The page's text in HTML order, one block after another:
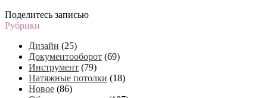
Поделитесь записью
Рубрики
Дизайн (25)
Документооборот (69)
Инструмент (79)
Натяжные потолки (18)
Новое (86)